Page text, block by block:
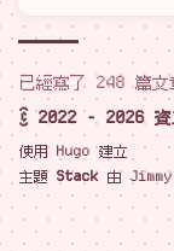
已經寫了 248 篇
© 2022 - 2026 資
使用 Hugo 建立
主題 Stack 由 Jimmy